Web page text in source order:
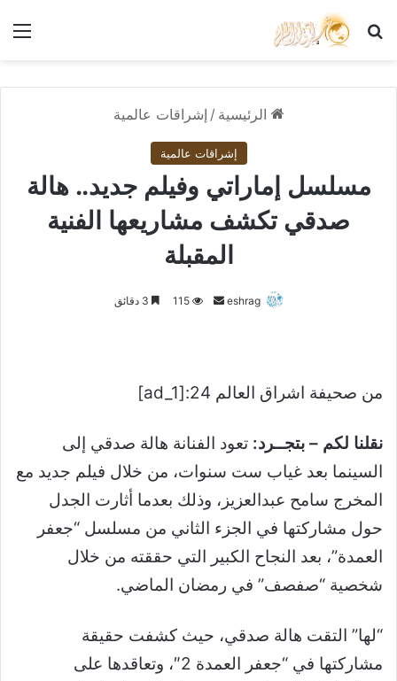
بحث عن
الرئيسية / إشراقات عالمية
إشراقات عالمية
مسلسل إماراتي وفيلم جديد.. هالة
صدقي تكشف مشاريعها الفنية
المقبلة
eshrag
أرسل115
من صحيفة اشراق العالم 24:[ad_1]
نقلنا لكم – بتجــرد: تعود الفنانة هالة صدقي إلى
السينما بعد غياب ست سنوات، من خلال فيلم جديد مع
المخرج سامح عبدالعزيز، وذلك بعدما أثارت الجدل
حول مشاركتها في الجزء الثاني من مسلسل “جعفر
العمدة”، بعد النجاح الكبير التي حققته من خلال
شخصية “صفصف” في رمضان الماضي.
“لها” التقت هالة صدقي، حيث كشفت حقيقة
مشاركتها في “جعفر العمدة 2″، وتعاقدها على